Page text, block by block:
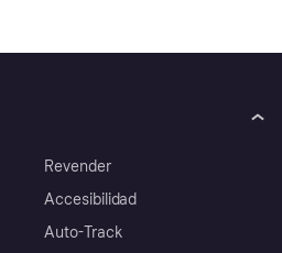
Revender
Accesibilidad
Auto-Track